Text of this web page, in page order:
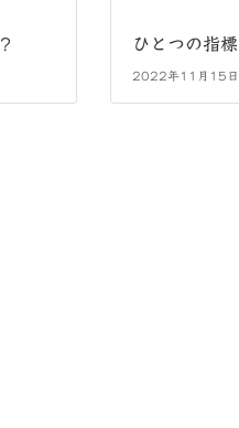
ひとつの指標
2022年11月15日